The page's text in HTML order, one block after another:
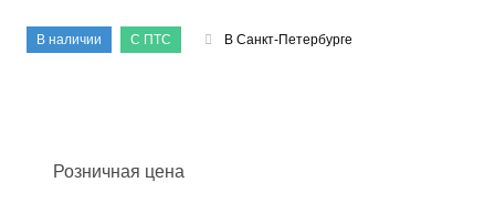
В наличии С ПТС В Санкт-Петербурге
Розничная цена